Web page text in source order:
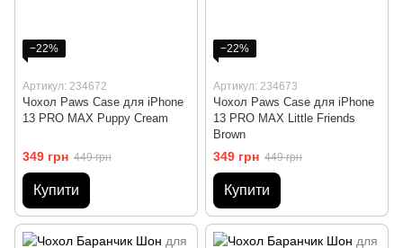
−22%
Артикул: 234672
Чохол Paws Case для iPhone
13 PRO MAX Puppy Cream
349 грн 449 грн
Купити
−22%
Артикул: 234673
Чохол Paws Case для iPhone
13 PRO MAX Little Friends
Brown
349 грн 449 грн
Купити